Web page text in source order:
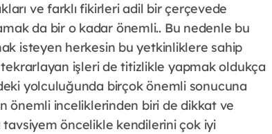
ve farklı fikirleri adil bir çerçevede
da bir o kadar önemli.. Bu nedenle bu
isteyen herkesin bu yetkinliklere sahip
tekrarlayan işleri de titizlikle yapmak oldukça
yolculuğunda birçok önemli sonucuna
önemli inceliklerinden biri de dikkat ve
öncelikle kendilerini çok iyi